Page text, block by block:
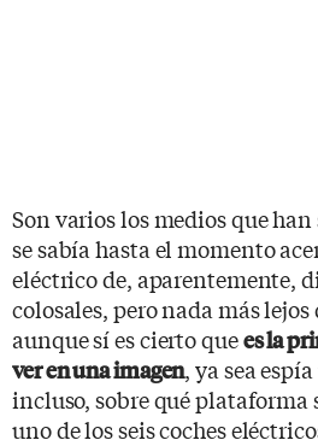
Son varios los medios que
se sabía hasta el momento
eléctrico de, aparentemente,
colosales, pero nada más
aunque sí es cierto quees la
ver en una imagen, ya sea
incluso, sobre qué plataforma
uno de los seis coches